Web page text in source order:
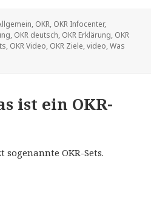
, OKR, OKR Infocenter,
, OKR deutsch, OKR Erklärung, OKR
, OKR Video, OKR Ziele,video,Was
ist ein OKR-
sogenannte OKR-Sets.